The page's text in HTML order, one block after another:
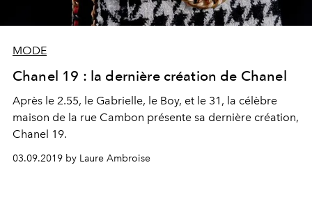
MODE
Chanel 19 : la dernière création de Chanel
Après le 2.55, le Gabrielle, le Boy, et le 31, la célèbre
maison de la rue Cambon présente sa dernière création,
Chanel 19.
03.09.2019 by Laure Ambroise